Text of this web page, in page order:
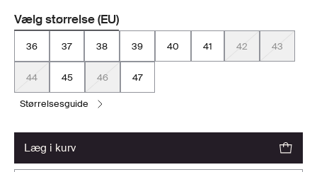
Vælg størrelse (EU)
36 37 38 39 40 41 42 43
44 45 46 47
størrelsesguide
læg i kurv